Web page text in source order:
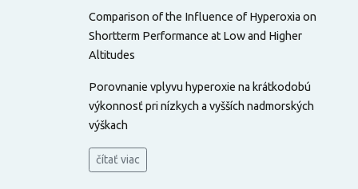
Comparison of the Influence of Hyperoxia on
Shortterm Performance at Low and Higher
Altitudes
Porovnanie vplyvu hyperoxie na krátkodobú
výkonnosť pri nízkych a vyšších nadmorských
výškach
čítať viac